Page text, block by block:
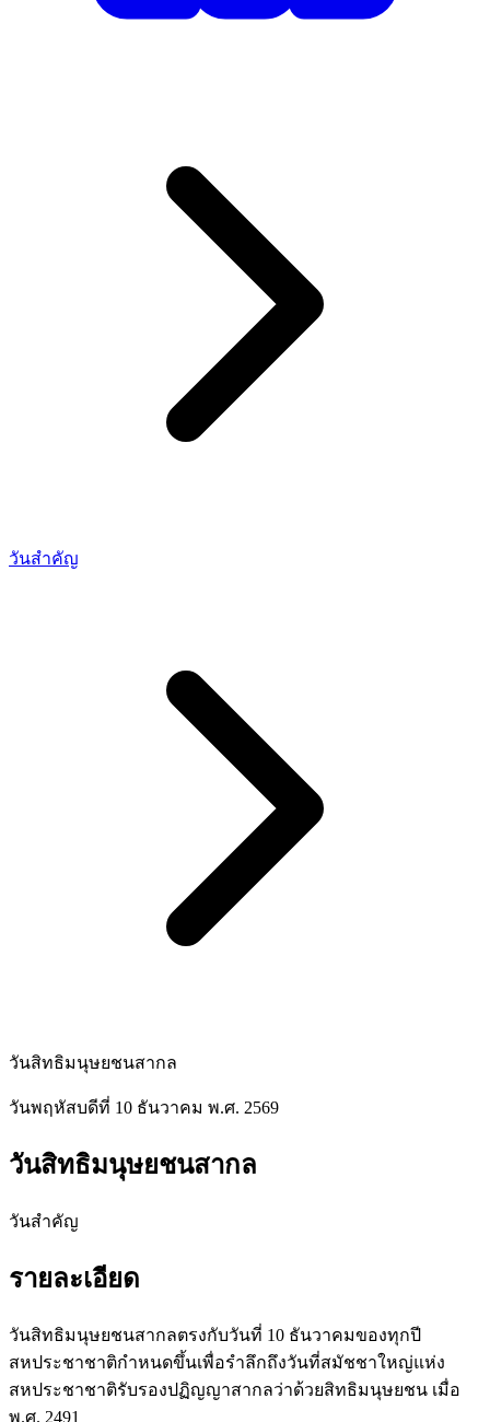
วันสำคัญ
วันสิทธิมนุษยชนสากล
วันพฤหัสบดีที่ 10 ธันวาคม พ.ศ. 2569
วันสิทธิมนุษยชนสากล
วันสำคัญ
รายละเอียด
วันสิทธิมนุษยชนสากลตรงกับวันที่ 10 ธันวาคมของทุกปี
สหประชาชาติกำหนดขึ้นเพื่อรำลึกถึงวันที่สมัชชาใหญ่แห่ง
สหประชาชาติรับรองปฏิญญาสากลว่าด้วยสิทธิมนุษยชน เมื่อ
พ.ศ. 2491